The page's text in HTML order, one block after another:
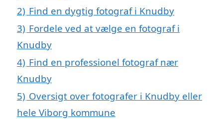
2) Find en dygtig fotograf i Knudby
3) Fordele ved at vælge en fotograf i
Knudby
4) Find en professionel fotograf nær
Knudby
5) Oversigt over fotografer i Knudby eller
hele Viborg kommune